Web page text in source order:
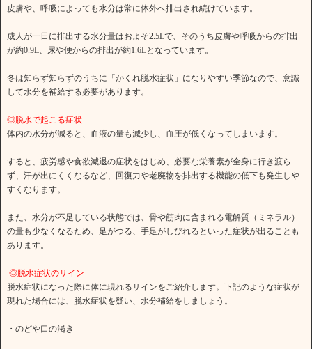
皮膚や、呼吸によっても水分は常に体外へ排出され続けています。
成人が一日に排出する水分量はおよそ2.5Lで、そのうち皮膚や呼吸からの排出
が約0.9L、尿や便からの排出が約1.6Lとなっています。
冬は知らず知らずのうちに「かくれ脱水症状」になりやすい季節なので、意識
して水分を補給する必要があります。
◎脱水で起こる症状
体内の水分が減ると、血液の量も減少し、血圧が低くなってしまいます。
すると、疲労感や食欲減退の症状をはじめ、必要な栄養素が全身に行き渡ら
ず、汗が出にくくなるなど、回復力や老廃物を排出する機能の低下も発生しや
すくなります。
また、水分が不足している状態では、骨や筋肉に含まれる電解質（ミネラル）
の量も少なくなるため、足がつる、手足がしびれるといった症状が出ることも
あります。
◎脱水症状のサイン
脱水症状になった際に体に現れるサインをご紹介します。下記のような症状が
現れた場合には、脱水症状を疑い、水分補給をしましょう。
・のどや口の渇き